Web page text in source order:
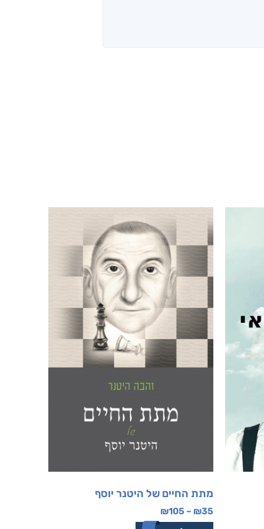
מתת החיים של היטנר יוסף
₪35
–
₪105